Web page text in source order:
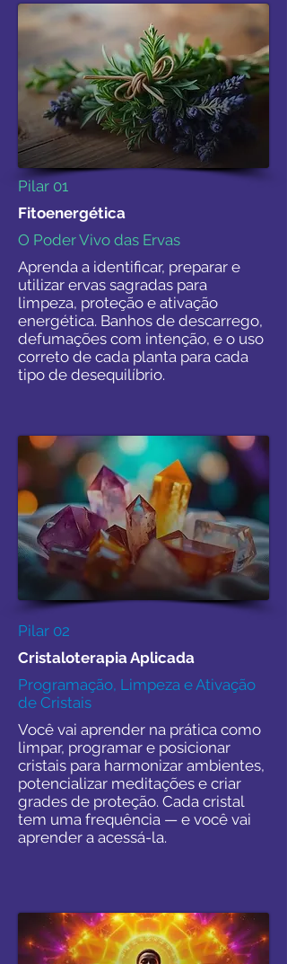
Pilar 01
Fitoenergética
O Poder Vivo das Ervas
Aprenda a identificar, preparar e
utilizar ervas sagradas para
limpeza, proteção e ativação
energética. Banhos de descarrego,
defumações com intenção, e o uso
correto de cada planta para cada
tipo de desequilíbrio.
Pilar 02
Cristaloterapia Aplicada
Programação, Limpeza e Ativação
de Cristais
Você vai aprender na prática como
limpar, programar e posicionar
cristais para harmonizar ambientes,
potencializar meditações e criar
grades de proteção. Cada cristal
tem uma frequência — e você vai
aprender a acessá-la.